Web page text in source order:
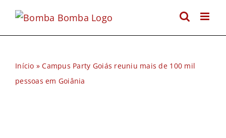
para
o
Início »Campus Party Goiás reuniu mais de 100 mil
pessoas em Goiânia